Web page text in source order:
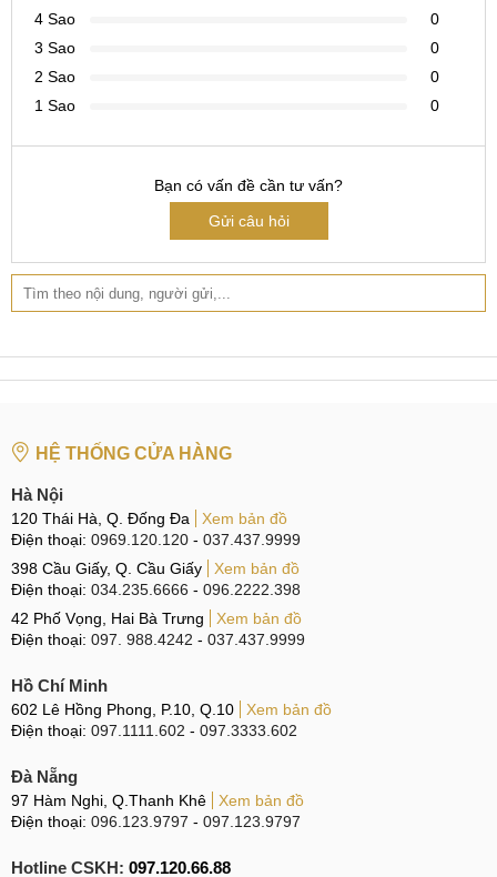
Bạn ở TPHCM: Số 123 Trần Quang Khải, Q.1, P.Tân Định,
Hotline:
0965.123.123 & 0969.520.520 & 0822.300.600
4 Sao
0
3 Sao
0
2 Sao
0
1 Sao
0
Bạn có vấn đề cần tư vấn?
Gửi câu hỏi
HỆ THỐNG CỬA HÀNG
Hà Nội
120 Thái Hà, Q. Đống Đa
Xem bản đồ
Điện thoại: 0969.120.120 - 037.437.9999
398 Cầu Giấy, Q. Cầu Giấy
Xem bản đồ
Điện thoại: 034.235.6666 - 096.2222.398
42 Phố Vọng, Hai Bà Trưng
Xem bản đồ
Điện thoại: 097. 988.4242 - 037.437.9999
Hồ Chí Minh
602 Lê Hồng Phong, P.10, Q.10
Xem bản đồ
Điện thoại: 097.1111.602 - 097.3333.602
Đà Nẵng
97 Hàm Nghi, Q.Thanh Khê
Xem bản đồ
Điện thoại: 096.123.9797 - 097.123.9797
Hotline CSKH: 097.120.66.88